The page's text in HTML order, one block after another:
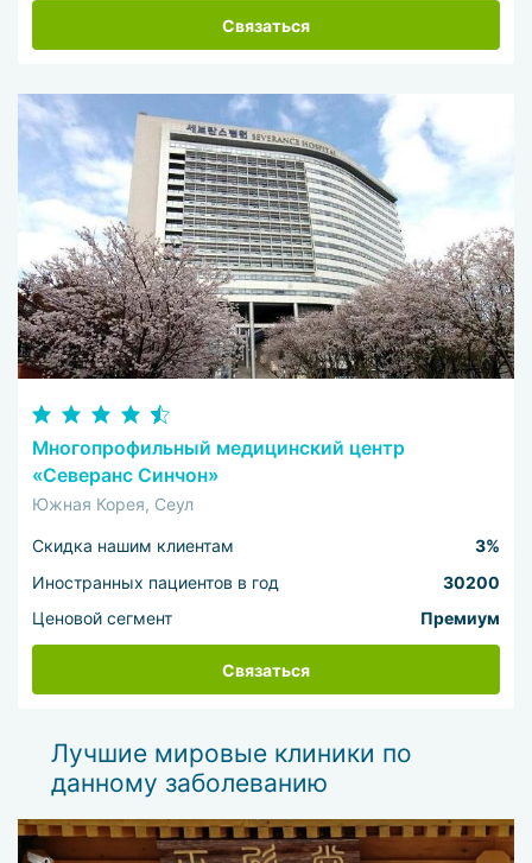
Связаться
Многопрофильный медицинский центр
«Северанс Синчон»
Южная Корея, Сеул
Скидка нашим клиентам
3%
Иностранных пациентов в год
30200
Ценовой сегмент
Премиум
Связаться
Лучшие мировые клиники по
данному заболеванию